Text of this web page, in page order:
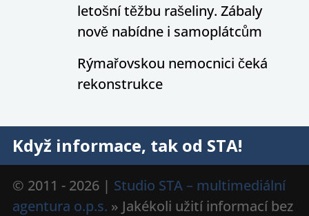
letošní těžbu rašeliny. Zábaly
nově nabídne i samoplátcům
Rýmařovskou nemocnici čeká
rekonstrukce
Když informace, tak od STA!
© 2011 - 2026 | Studio STA – multimediální
agentura o.p.s. » Jakékoli užití informací bez